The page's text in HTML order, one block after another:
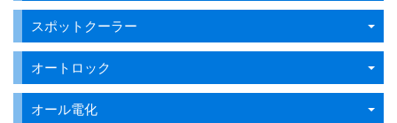
スポットクーラー
オートロック
オール電化